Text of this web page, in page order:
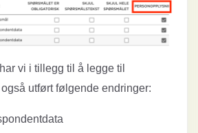
vi i tillegg til å legge til
utført følgende endringer: